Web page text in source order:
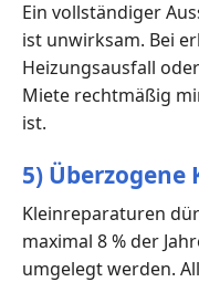
Ein vollständiger
ist unwirksam. Bei
Heizungsausfall
Miete rechtmäßig
ist.
5)
Kleinreparaturen
maximal 8 % der
umgelegt werden.